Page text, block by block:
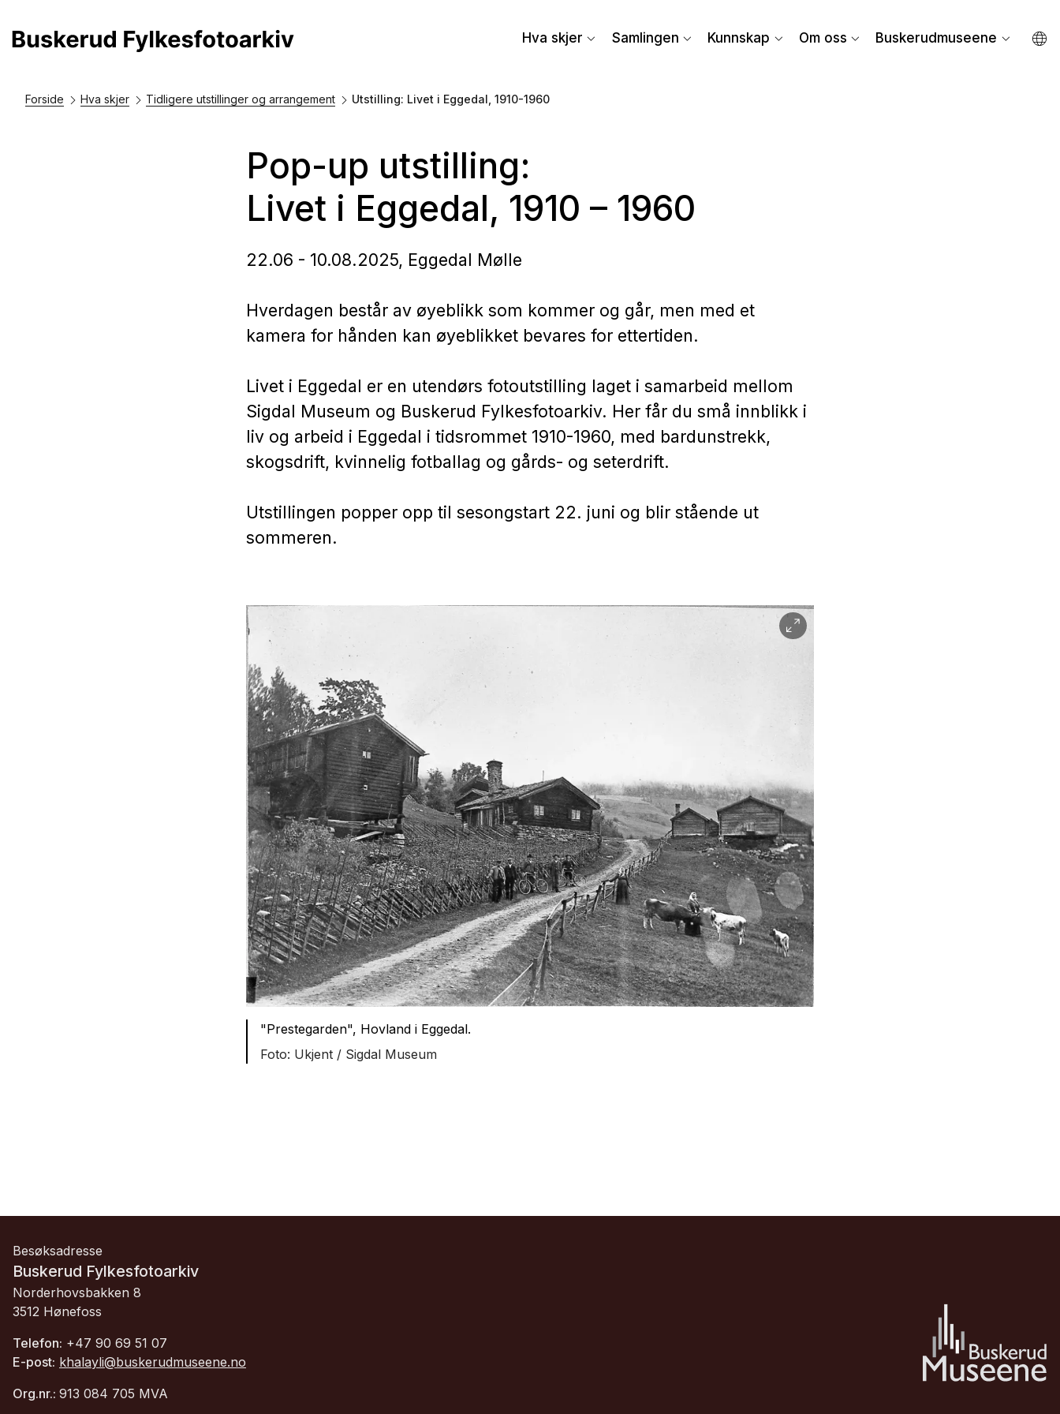
Hva skjer Samlingen Kunnskap Om oss Buskerudmuseene
Forside Hva skjer Tidligere utstillinger og arrangement Utstilling: Livet i Eggedal, 1910-1960
Pop-up utstilling:
Livet i Eggedal, 1910 – 1960
22.06 - 10.08.2025, Eggedal Mølle
Hverdagen består av øyeblikk som kommer og går, men med et
kamera for hånden kan øyeblikket bevares for ettertiden.
Livet i Eggedal er en utendørs fotoutstilling laget i samarbeid mellom
Sigdal Museum og Buskerud Fylkesfotoarkiv. Her får du små innblikk i
liv og arbeid i Eggedal i tidsrommet 1910-1960, med bardunstrekk,
skogsdrift, kvinnelig fotballag og gårds- og seterdrift.
Utstillingen popper opp til sesongstart 22. juni og blir stående ut
sommeren.
"Prestegarden", Hovland i Eggedal.
Ukjent / Sigdal Museum
Besøksadresse
Buskerud Fylkesfotoarkiv
Norderhovsbakken 8
3512 Hønefoss
Telefon: +47 90 69 51 07
E-post: khalayli@buskerudmuseene.no
Org.nr.: 913 084 705 MVA